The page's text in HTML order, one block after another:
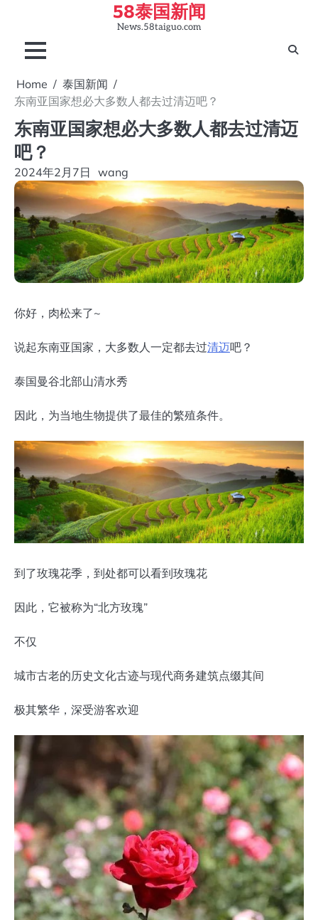
content
58泰国新闻
News.58taiguo.com
Home
泰国新闻
东南亚国家想必大多数人都去过清迈吧？
东南亚国家想必大多数人都去过清迈
吧？
2024年2月7日 wang
你好，肉松来了~
说起东南亚国家，大多数人一定都去过清迈吧？
泰国曼谷北部山清水秀
因此，为当地生物提供了最佳的繁殖条件。
到了玫瑰花季，到处都可以看到玫瑰花
因此，它被称为“北方玫瑰”
不仅
城市古老的历史文化古迹与现代商务建筑点缀其间
极其繁华，深受游客欢迎